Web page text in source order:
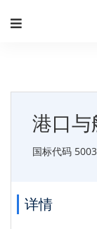
港口
国标代码
详情